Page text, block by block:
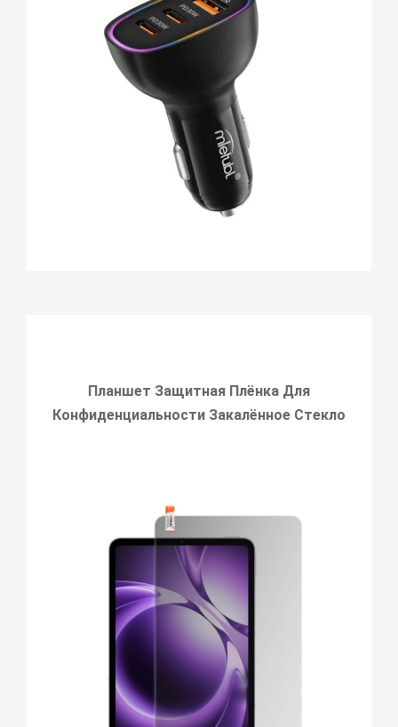
Планшет Защитная Плёнка Для
Конфиденциальности Закалённое Стекло